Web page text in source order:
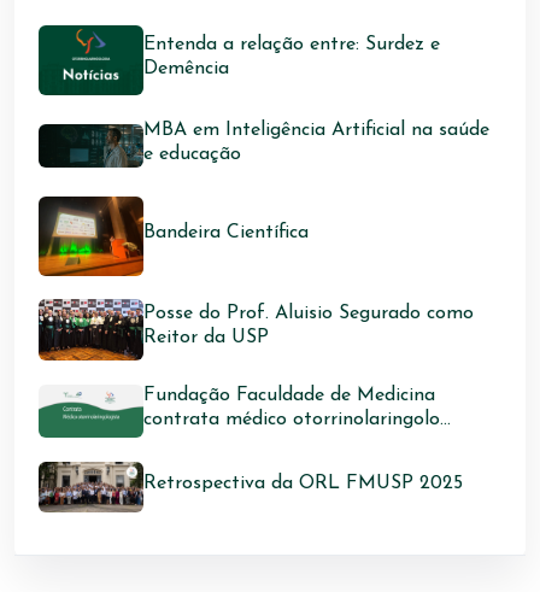
Entenda a relação entre: Surdez e
Demência
MBA em Inteligência Artificial na saúde
e educação
Bandeira Científica
Posse do Prof. Aluisio Segurado como
Reitor da USP
Fundação Faculdade de Medicina
contrata médico otorrinolaringolo...
Retrospectiva da ORL FMUSP 2025